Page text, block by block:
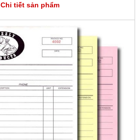
Chi tiết sản phẩm